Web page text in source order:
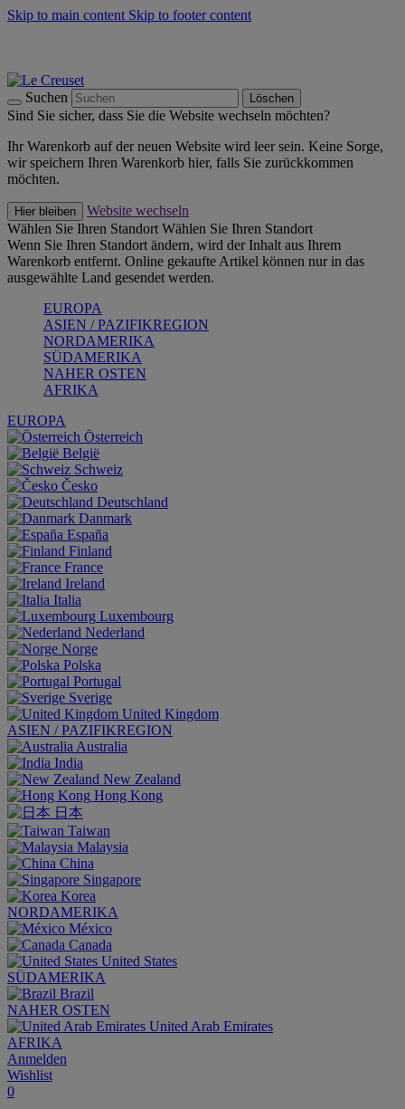
Skip to main content Skip to footer content
Suchen Löschen
Sind Sie sicher, dass Sie die Website wechseln möchten?
Ihr Warenkorb auf der neuen Website wird leer sein. Keine Sorge,
wir speichern Ihren Warenkorb hier, falls Sie zurückkommen
möchten.
Hier bleiben
Website wechseln
Wählen Sie Ihren Standort Wählen Sie Ihren Standort
Wenn Sie Ihren Standort ändern, wird der Inhalt aus Ihrem
Warenkorb entfernt. Online gekaufte Artikel können nur in das
ausgewählte Land gesendet werden.
EUROPA
ASIEN / PAZIFIKREGION
NORDAMERIKA
SÜDAMERIKA
NAHER OSTEN
AFRIKA
EUROPA
Österreich
België
Schweiz
Česko
Deutschland
Danmark
España
Finland
France
Ireland
Italia
Luxembourg
Nederland
Norge
Polska
Portugal
Sverige
United Kingdom
ASIEN / PAZIFIKREGION
Australia
India
New Zealand
Hong Kong
日本
Taiwan
Malaysia
China
Singapore
Korea
NORDAMERIKA
México
Canada
United States
SÜDAMERIKA
Brazil
NAHER OSTEN
United Arab Emirates
AFRIKA
Anmelden
Wishlist
0